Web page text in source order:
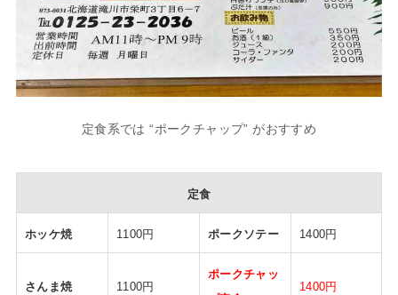
定食系では “ポークチャップ” がおすすめ
定食
ホッケ焼 1100円 ポークソテー 1400円
さんま焼 1100円
ポークチャッ
1400円